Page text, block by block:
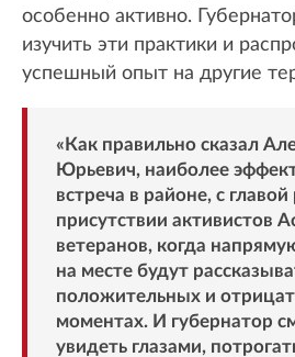
особенно активно.
изучить эти практики и
успешный опыт на другие
«Как правильно сказал
Юрьевич, наиболее
встреча в районе, с
присутствии активистов
ветеранов, когда
на месте будут
положительных и
моментах. И губернатор
увидеть глазами,